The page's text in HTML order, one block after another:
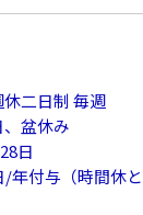
二日制 毎週
盆休み
日
年付与（時間休